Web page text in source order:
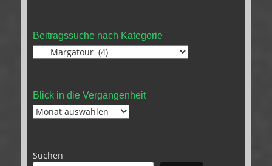
Beitragssuche nach Kategorie
Beitragssuche
Blick in die Vergangenheit
Blick
Suchen